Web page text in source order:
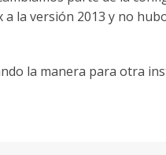
la versión 2013 y no
la manera para otra